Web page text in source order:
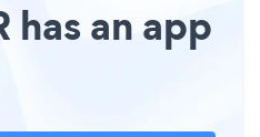
has an app